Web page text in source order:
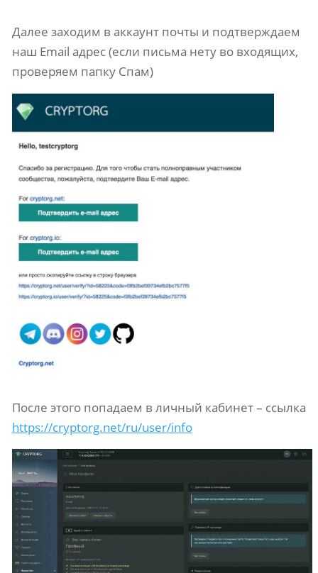
Далее заходим в аккаунт почты и подтверждаем
наш Email адрес (если письма нету во входящих,
проверяем папку Спам)
После этого попадаем в личный кабинет – ссылка
https://cryptorg.net/ru/user/info